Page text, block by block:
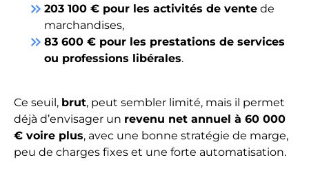
keyboard_double_arrow_right 203 100 € pour les activités de vente de
marchandises,
keyboard_double_arrow_right 83 600 € pour les prestations de services
ou professions libérales.
Ce seuil, brut, peut sembler limité, mais il permet
déjà d’envisager un revenu net annuel à 60 000
€ voire plus, avec une bonne stratégie de marge,
peu de charges fixes et une forte automatisation.